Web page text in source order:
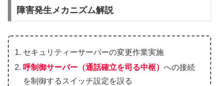
障害発生メカニズム解説
セキュリティーサーバーの変更作業実施
呼制御サーバー（通話確立を司る中枢）への接続
を制御するスイッチ設定を誤る